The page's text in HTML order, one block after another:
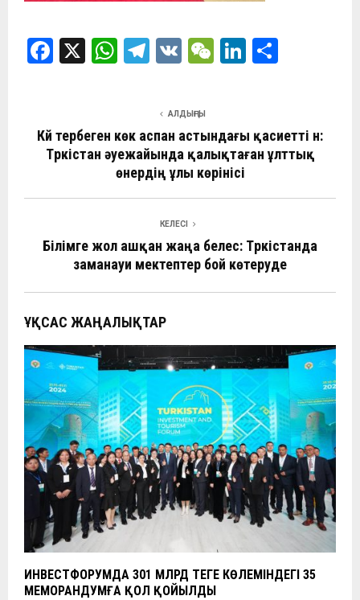
F
b
o
k
X
W
s
A
p
p
T
gr
a
m
V
W
h
at
Li
dI
n
р
а
и
АЛДЫҢҒЫ
Күй тербеген көк аспан астындағы қасиетті үн:
Түркістан әуежайында қалықтаған ұлттық
өнердің ұлы көрінісі
КЕЛЕСІ
Білімге жол ашқан жаңа белес: Түркістанда
заманауи мектептер бой көтеруде
ҰҚСАС ЖАҢАЛЫҚТАР
ИНВЕСТФОРУМДА 301 МЛРД ТЕҢГЕ КӨЛЕМІНДЕГІ 35
МЕМОРАНДУМҒА ҚОЛ ҚОЙЫЛДЫ